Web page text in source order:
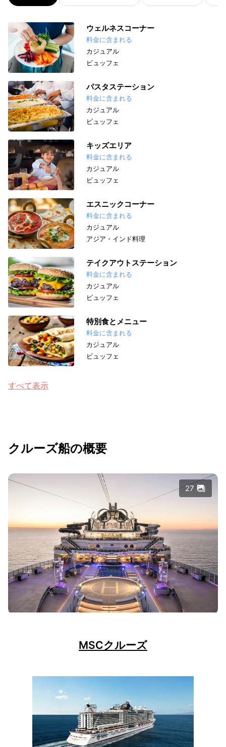
ウェルネスコーナー
料金に含まれる
カジュアル
ビュッフェ
パスタステーション
料金に含まれる
カジュアル
ビュッフェ
キッズエリア
料金に含まれる
カジュアル
ビュッフェ
エスニックコーナー
料金に含まれる
カジュアル
アジア・インド料理
テイクアウトステーション
料金に含まれる
カジュアル
ビュッフェ
特別食とメニュー
料金に含まれる
カジュアル
ビュッフェ
すべて表示
クルーズ船の概要
27
MSCクルーズ